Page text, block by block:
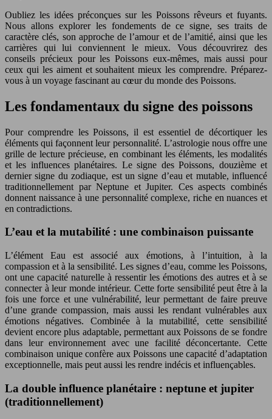
Oubliez les idées préconçues sur les Poissons rêveurs et fuyants.
Nous allons explorer les fondements de ce signe, ses traits de
caractère clés, son approche de l’amour et de l’amitié, ainsi que les
carrières qui lui conviennent le mieux. Vous découvrirez des
conseils précieux pour les Poissons eux-mêmes, mais aussi pour
ceux qui les aiment et souhaitent mieux les comprendre. Préparez-
vous à un voyage fascinant au cœur du monde des Poissons.
Les fondamentaux du signe des poissons
Pour comprendre les Poissons, il est essentiel de décortiquer les
éléments qui façonnent leur personnalité. L’astrologie nous offre une
grille de lecture précieuse, en combinant les éléments, les modalités
et les influences planétaires. Le signe des Poissons, douzième et
dernier signe du zodiaque, est un signe d’eau et mutable, influencé
traditionnellement par Neptune et Jupiter. Ces aspects combinés
donnent naissance à une personnalité complexe, riche en nuances et
en contradictions.
L’eau et la mutabilité : une combinaison puissante
L’élément Eau est associé aux émotions, à l’intuition, à la
compassion et à la sensibilité. Les signes d’eau, comme les Poissons,
ont une capacité naturelle à ressentir les émotions des autres et à se
connecter à leur monde intérieur. Cette forte sensibilité peut être à la
fois une force et une vulnérabilité, leur permettant de faire preuve
d’une grande compassion, mais aussi les rendant vulnérables aux
émotions négatives. Combinée à la mutabilité, cette sensibilité
devient encore plus adaptable, permettant aux Poissons de se fondre
dans leur environnement avec une facilité déconcertante. Cette
combinaison unique confère aux Poissons une capacité d’adaptation
exceptionnelle, mais peut aussi les rendre indécis et influençables.
La double influence planétaire : neptune et jupiter
(traditionnellement)